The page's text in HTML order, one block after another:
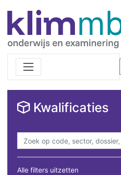
Kwalificaties
Alle filters uitzetten